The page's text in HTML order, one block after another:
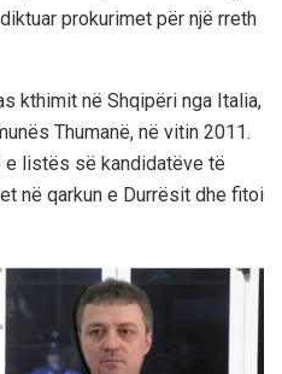
prokurimet për një rreth
kthimit në Shqipëri nga Italia,
Thumanë, në vitin 2011.
e listës së kandidatëve të
në qarkun e Durrësit dhe fitoi